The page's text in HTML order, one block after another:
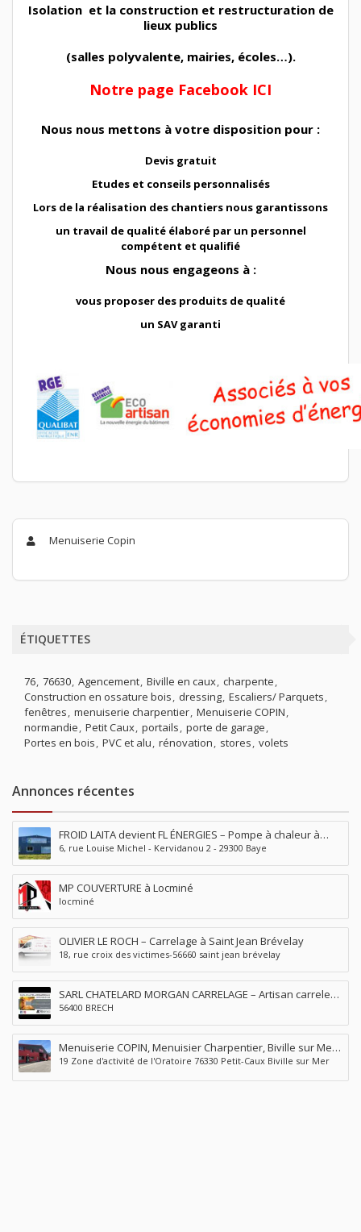
Isolation et la construction et restructuration de
lieux publics
(salles polyvalente, mairies, écoles…).
Notre page Facebook ICI
Nous nous mettons à votre disposition pour :
Devis gratuit
Etudes et conseils personnalisés
Lors de la réalisation des chantiers nous garantissons
un travail de qualité élaboré par un personnel
compétent et qualifié
Nous nous engageons à :
vous proposer des produits de qualité
un SAV garanti
Menuiserie Copin
ÉTIQUETTES
76 76630 Agencement Biville en caux charpente
Construction en ossature bois
dressing Escaliers/ Parquets
fenêtres menuiserie charpentier Menuiserie COPIN
normandie Petit Caux portails porte de garage
Portes en bois PVC et alu rénovation stores volets
Annonces récentes
FROID LAITA devient FL ÉNERGIES – Pompe à chaleur à
Baye
6, rue Louise Michel - Kervidanou 2 - 29300 Baye
MP COUVERTURE à Locminé
locminé
OLIVIER LE ROCH – Carrelage à Saint Jean Brévelay
18, rue croix des victimes-56660 saint jean brévelay
SARL CHATELARD MORGAN CARRELAGE – Artisan carreleur
à Brec’h Auray
56400 BRECH
Menuiserie COPIN, Menuisier Charpentier, Biville sur Mer,
Petit-Caux (76)
19 Zone d'activité de l'Oratoire 76330 Petit-Caux Biville sur Mer